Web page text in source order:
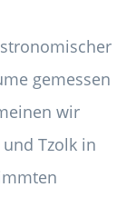
gemessen
wir
Tzolk in